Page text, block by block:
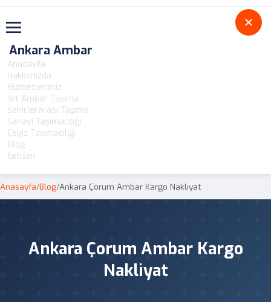
Toggle navigation
Ankara Ambar
Anasayfa
Hakkımızda
Hizmetlerimiz
Jet Ambar Taşıma
Şehirlerarası Taşıma
Sanayi Taşımacılığı
Çeyiz Taşımacılığı
Blog
İletişim
Anasayfa/Blog/Ankara Çorum Ambar Kargo Nakliyat
Ankara Çorum Ambar Kargo
Nakliyat